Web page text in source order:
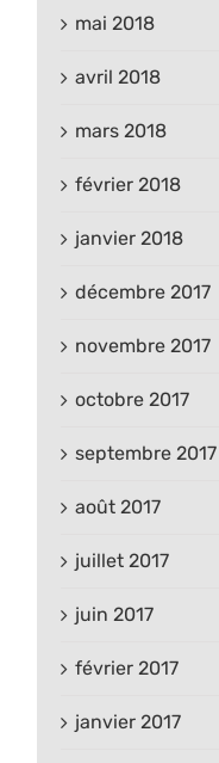
mai 2018
avril 2018
mars 2018
février 2018
janvier 2018
décembre 2017
novembre 2017
octobre 2017
septembre 2017
août 2017
juillet 2017
juin 2017
février 2017
janvier 2017